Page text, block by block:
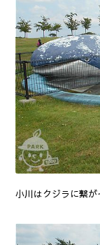
小川はクジラに繋